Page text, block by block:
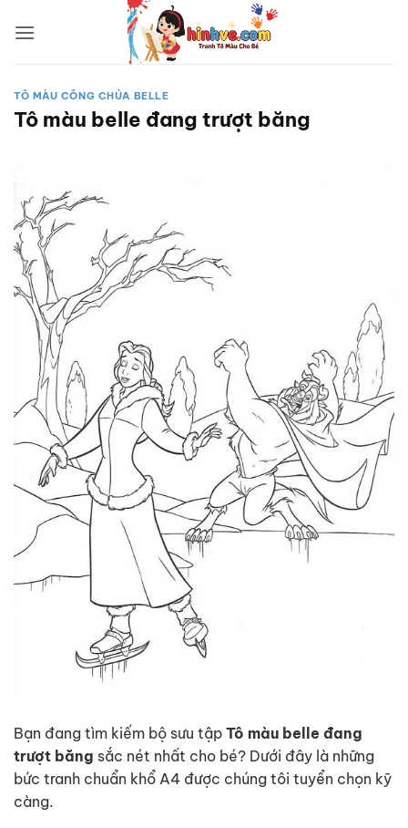
qua
TÔ MÀU CÔNG CHÚA BELLE
Tô màu belle đang trượt băng
Bạn đang tìm kiếm bộ sưu tập Tô màu belle đang
trượt băng sắc nét nhất cho bé? Dưới đây là những
bức tranh chuẩn khổ A4 được chúng tôi tuyển chọn kỹ
càng.